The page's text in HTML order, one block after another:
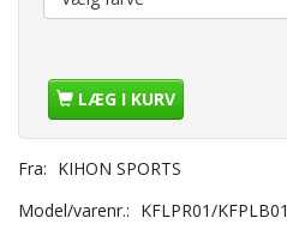
LÆG I KURV
Fra: KIHON SPORTS
Model/varenr.: KFLPR01/KFPLB01